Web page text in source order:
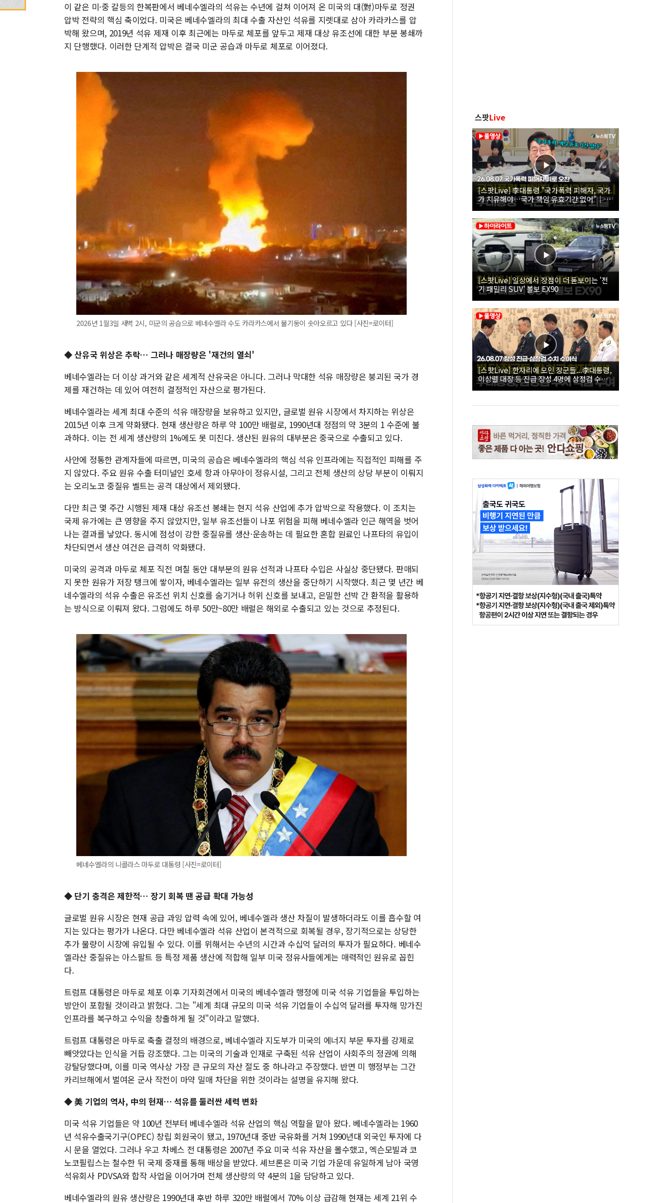
이 같은 미·중 갈등의 한복판에서 베네수엘라의 석유는 수년에 걸쳐 이어져 온 미국의 대(對)마두로 정권
압박 전략의 핵심 축이었다. 미국은 베네수엘라의 최대 수출 자산인 석유를 지렛대로 삼아 카라카스를 압
박해 왔으며, 2019년 석유 제재 이후 최근에는 마두로 체포를 앞두고 제재 대상 유조선에 대한 부분 봉쇄까
지 단행했다. 이러한 단계적 압박은 결국 미군 공습과 마두로 체포로 이어졌다.
2026년 1월3일 새벽 2시, 미군의 공습으로 베네수엘라 수도 카라카스에서 불기둥이 솟아오르고 있다 [사진=로이터]
◆산유국 위상은 추락… 그러나 매장량은 '재건의 열쇠'
베네수엘라는 더 이상 과거와 같은 세계적 산유국은 아니다. 그러나 막대한 석유 매장량은 붕괴된 국가 경
제를 재건하는 데 있어 여전히 결정적인 자산으로 평가된다.
베네수엘라는 세계 최대 수준의 석유 매장량을 보유하고 있지만, 글로벌 원유 시장에서 차지하는 위상은
2015년 이후 크게 약화됐다. 현재 생산량은 하루 약 100만 배럴로, 1990년대 정점의 약 3분의 1 수준에 불
과하다. 이는 전 세계 생산량의 1%에도 못 미친다. 생산된 원유의 대부분은 중국으로 수출되고 있다.
사안에 정통한 관계자들에 따르면, 미국의 공습은 베네수엘라의 핵심 석유 인프라에는 직접적인 피해를 주
지 않았다. 주요 원유 수출 터미널인 호세 항과 아무아이 정유시설, 그리고 전체 생산의 상당 부분이 이뤄지
는 오리노코 중질유 벨트는 공격 대상에서 제외됐다.
다만 최근 몇 주간 시행된 제재 대상 유조선 봉쇄는 현지 석유 산업에 추가 압박으로 작용했다. 이 조치는
국제 유가에는 큰 영향을 주지 않았지만, 일부 유조선들이 나포 위험을 피해 베네수엘라 인근 해역을 벗어
나는 결과를 낳았다. 동시에 점성이 강한 중질유를 생산·운송하는 데 필요한 혼합 원료인 나프타의 유입이
차단되면서 생산 여건은 급격히 악화됐다.
미국의 공격과 마두로 체포 직전 며칠 동안 대부분의 원유 선적과 나프타 수입은 사실상 중단됐다. 판매되
지 못한 원유가 저장 탱크에 쌓이자, 베네수엘라는 일부 유전의 생산을 중단하기 시작했다. 최근 몇 년간 베
네수엘라의 석유 수출은 유조선 위치 신호를 숨기거나 허위 신호를 보내고, 은밀한 선박 간 환적을 활용하
는 방식으로 이뤄져 왔다. 그럼에도 하루 50만~80만 배럴은 해외로 수출되고 있는 것으로 추정된다.
베네수엘라의 니콜라스 마두로 대통령 [사진=로이터]
◆ 단기 충격은 제한적… 장기 회복 땐 공급 확대 가능성
글로벌 원유 시장은 현재 공급 과잉 압력 속에 있어, 베네수엘라 생산 차질이 발생하더라도 이를 흡수할 여
지는 있다는 평가가 나온다. 다만 베네수엘라 석유 산업이 본격적으로 회복될 경우, 장기적으로는 상당한
추가 물량이 시장에 유입될 수 있다. 이를 위해서는 수년의 시간과 수십억 달러의 투자가 필요하다. 베네수
엘라산 중질유는 아스팔트 등 특정 제품 생산에 적합해 일부 미국 정유사들에게는 매력적인 원유로 꼽힌
다.
트럼프 대통령은 마두로 체포 이후 기자회견에서 미국의 베네수엘라 행정에 미국 석유 기업들을 투입하는
방안이 포함될 것이라고 밝혔다. 그는 "세계 최대 규모의 미국 석유 기업들이 수십억 달러를 투자해 망가진
인프라를 복구하고 수익을 창출하게 될 것"이라고 말했다.
트럼프 대통령은 마두로 축출 결정의 배경으로, 베네수엘라 지도부가 미국의 에너지 부문 투자를 강제로
빼앗았다는 인식을 거듭 강조했다. 그는 미국의 기술과 인재로 구축된 석유 산업이 사회주의 정권에 의해
강탈당했다며, 이를 미국 역사상 가장 큰 규모의 자산 절도 중 하나라고 주장했다. 반면 미 행정부는 그간
카리브해에서 벌여온 군사 작전이 마약 밀매 차단을 위한 것이라는 설명을 유지해 왔다.
◆ 美 기업의 역사, 中의 현재… 석유를 둘러싼 세력 변화
미국 석유 기업들은 약 100년 전부터 베네수엘라 석유 산업의 핵심 역할을 맡아 왔다. 베네수엘라는 1960
년 석유수출국기구(OPEC) 창립 회원국이 됐고, 1970년대 중반 국유화를 거쳐 1990년대 외국인 투자에 다
시 문을 열었다. 그러나 우고 차베스 전 대통령은 2007년 주요 미국 석유 자산을 몰수했고, 엑슨모빌과 코
노코필립스는 철수한 뒤 국제 중재를 통해 배상을 받았다. 셰브론은 미국 기업 가운데 유일하게 남아 국영
석유회사 PDVSA와 합작 사업을 이어가며 전체 생산량의 약 4분의 1을 담당하고 있다.
베네수엘라의 원유 생산량은 1990년대 후반 하루 320만 배럴에서 70% 이상 급감해 현재는 세계 21위 수
스팟Live
[스팟Live] 李대통령 "국가폭력 피해자, 국가
가 치유해야…국가 책임 유효기간 없어"｜
26.08.07 국가폭력 피해자 위로 오찬
[스팟Live] 일상에서 장점이 더 돋보이는 '전
기 패밀리 SUV' 볼보 EX90
[스팟Live] 한자리에 모인 장군들...李대통령,
이상렬 대장 등 진급 장성 4명에 삼정검 수치
직접 수여｜26.08.07 장성 진급·삼정검 수치